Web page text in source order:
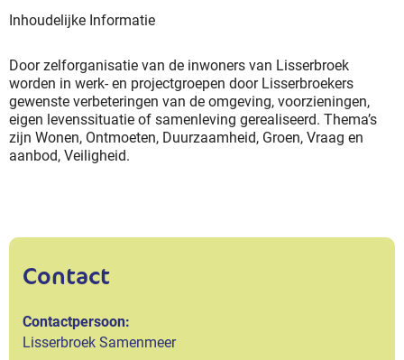
Inhoudelijke Informatie
Door zelforganisatie van de inwoners van Lisserbroek
worden in werk- en projectgroepen door Lisserbroekers
gewenste verbeteringen van de omgeving, voorzieningen,
eigen levenssituatie of samenleving gerealiseerd. Thema’s
zijn Wonen, Ontmoeten, Duurzaamheid, Groen, Vraag en
aanbod, Veiligheid.
Contact
Contactpersoon:
Lisserbroek Samenmeer